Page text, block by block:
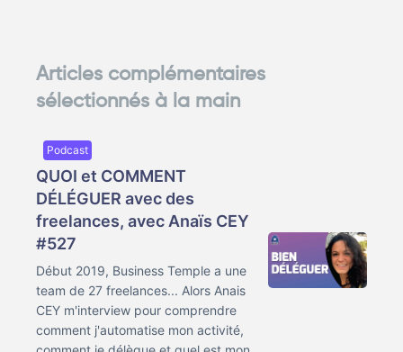
Articles complémentaires
sélectionnés à la main
Podcast
QUOI et COMMENT
DÉLÉGUER avec des
freelances, avec Anaïs CEY
#527
Début 2019, Business Temple a une
team de 27 freelances... Alors Anais
CEY m'interview pour comprendre
comment j'automatise mon activité,